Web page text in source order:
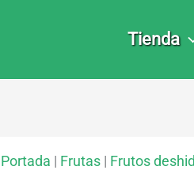
Tienda
Portada | Frutas | Frutos